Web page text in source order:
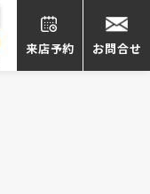
来店予約 お問合せ